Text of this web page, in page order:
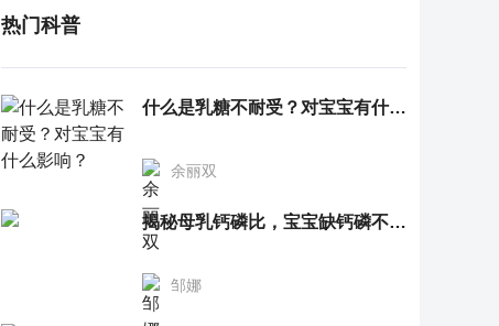
热门科普
什么是乳糖不耐受？对宝宝有什么影响？
余丽双
揭秘母乳钙磷比，宝宝缺钙磷不再愁
邹娜